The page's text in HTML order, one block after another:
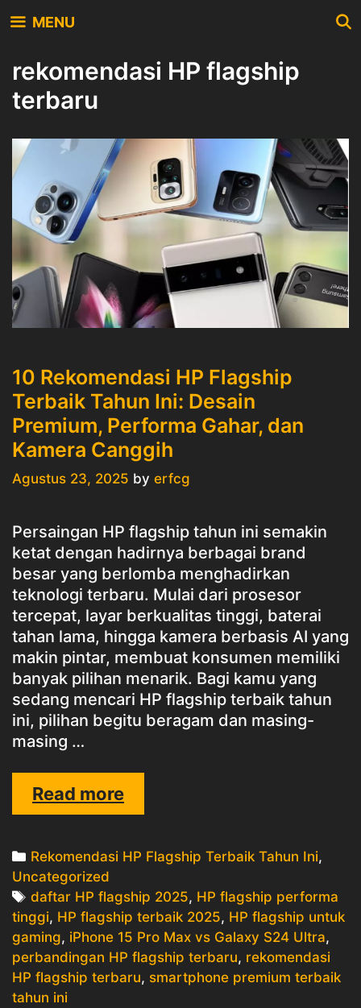
to
MENU
rekomendasi HP flagship
terbaru
10 Rekomendasi HP Flagship
Terbaik Tahun Ini: Desain
Premium, Performa Gahar, dan
Kamera Canggih
Agustus 23, 2025 by erfcg
Persaingan HP flagship tahun ini semakin
ketat dengan hadirnya berbagai brand
besar yang berlomba menghadirkan
teknologi terbaru. Mulai dari prosesor
tercepat, layar berkualitas tinggi, baterai
tahan lama, hingga kamera berbasis AI yang
makin pintar, membuat konsumen memiliki
banyak pilihan menarik. Bagi kamu yang
sedang mencari HP flagship terbaik tahun
ini, pilihan begitu beragam dan masing-
masing …
Read more10
Rekomendasi
Flagship
Tahun
Ini:
Desain
Premium,
Categories
Rekomendasi HP Flagship Terbaik Tahun Ini,
Uncategorized
Tags
daftar HP flagship 2025, HP flagship performa
tinggi, HP flagship terbaik 2025, HP flagship untuk
gaming, iPhone 15 Pro Max vs Galaxy S24 Ultra,
perbandingan HP flagship terbaru, rekomendasi
HP flagship terbaru, smartphone premium terbaik
tahun ini